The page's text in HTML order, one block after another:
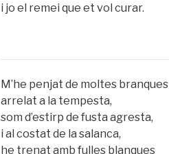
i jo el remei que et vol curar.
M’he penjat de moltes branques
arrelat a la tempesta,
som d’estirp de fusta agresta,
i al costat de la salanca,
he trenat amb fulles blanques